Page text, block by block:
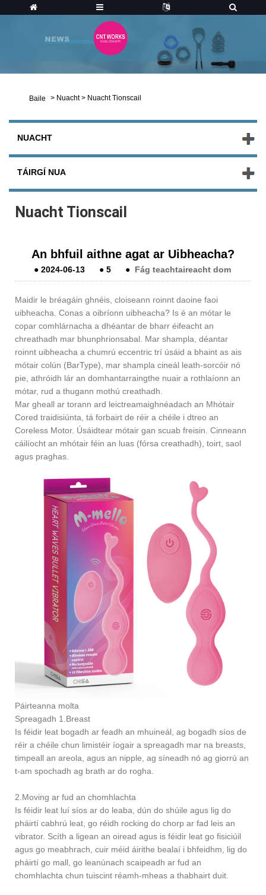
Baile > Nuacht > Nuacht Tionscail
NUACHT
TÁIRGÍ NUA
Nuacht Tionscail
An bhfuil aithne agat ar Uibheacha?
●2024-06-13 ●5 ● Fág teachtaireacht dom
Maidir le bréagáin ghnéis, cloiseann roinnt daoine faoi
uibheacha. Conas a oibríonn uibheacha? Is é an mótar le
copar comhlárnacha a dhéantar de bharr éifeacht an
chreathadh mar bhunphrionsabal. Mar shampla, déantar
roinnt uibheacha a chumrú eccentric trí úsáid a bhaint as ais
mótair colún (BarType), mar shampla cineál leath-sorcóir nó
pie, athróidh lár an domhantarraingthe nuair a rothlaíonn an
mótar, rud a thugann mothú creathadh.
Mar gheall ar torann ard leictreamaighnéadach an Mhótair
Cored traidisiúnta, tá forbairt de réir a chéile i dtreo an
Coreless Motor. Úsáidtear mótair gan scuab freisin. Cinneann
cáilíocht an mhótair féin an luas (fórsa creathadh), toirt, saol
agus praghas.
Páirteanna molta
Spreagadh 1.Breast
Is féidir leat bogadh ar feadh an mhuineál, ag bogadh síos de
réir a chéile chun limistéir íogair a spreagadh mar na breasts,
timpeall an areola, agus an nipple, ag síneadh nó ag giorrú an
t-am spochadh ag brath ar do rogha.
2.Moving ar fud an chomhlachta
Is féidir leat luí síos ar do leaba, dún do shúile agus lig do
pháirtí cabhrú leat, go réidh rocking do chorp ar fad leis an
vibrator. Scíth a ligean an oiread agus is féidir leat go fisiciúil
agus go meabhrach, cuir méid áirithe bealaí i bhfeidhm, lig do
pháirtí go mall, go leanúnach scaipeadh ar fud an
chomhlachta chun tuiscint réamh-mheas a thabhairt duit.